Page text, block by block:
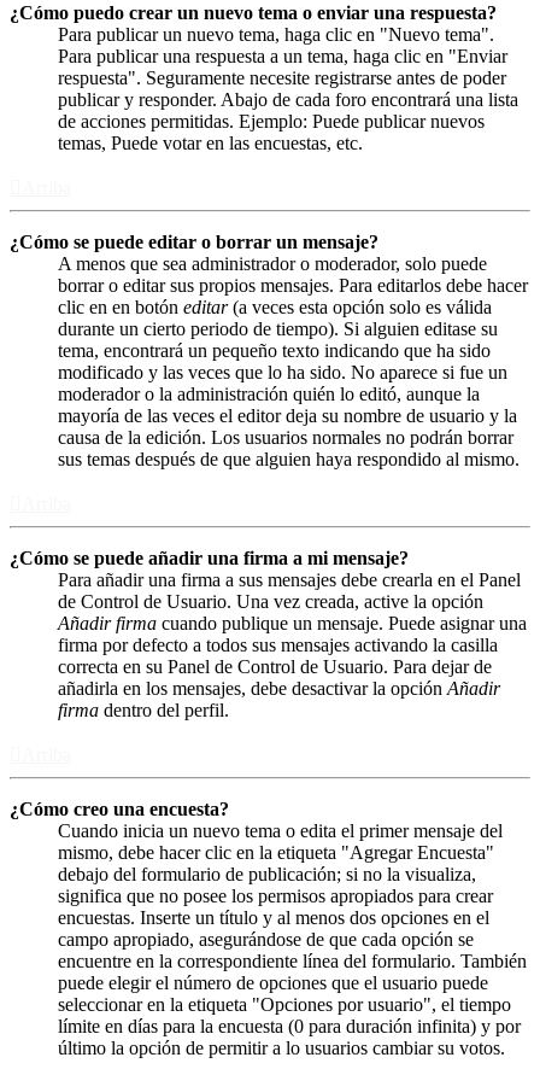
¿Cómo puedo crear un nuevo tema o enviar una respuesta?
Para publicar un nuevo tema, haga clic en "Nuevo tema".
Para publicar una respuesta a un tema, haga clic en "Enviar
respuesta". Seguramente necesite registrarse antes de poder
publicar y responder. Abajo de cada foro encontrará una lista
de acciones permitidas. Ejemplo: Puede publicar nuevos
temas, Puede votar en las encuestas, etc.
¿Cómo se puede editar o borrar un mensaje?
A menos que sea administrador o moderador, solo puede
borrar o editar sus propios mensajes. Para editarlos debe hacer
clic en en botón editar(a veces esta opción solo es válida
durante un cierto periodo de tiempo). Si alguien editase su
tema, encontrará un pequeño texto indicando que ha sido
modificado y las veces que lo ha sido. No aparece si fue un
moderador o la administración quién lo editó, aunque la
mayoría de las veces el editor deja su nombre de usuario y la
causa de la edición. Los usuarios normales no podrán borrar
sus temas después de que alguien haya respondido al mismo.
¿Cómo se puede añadir una firma a mi mensaje?
Para añadir una firma a sus mensajes debe crearla en el Panel
de Control de Usuario. Una vez creada, active la opción
Añadir firma cuando publique un mensaje. Puede asignar una
firma por defecto a todos sus mensajes activando la casilla
correcta en su Panel de Control de Usuario. Para dejar de
añadirla en los mensajes, debe desactivar la opción Añadir
firma dentro del perfil.
¿Cómo creo una encuesta?
Cuando inicia un nuevo tema o edita el primer mensaje del
mismo, debe hacer clic en la etiqueta "Agregar Encuesta"
debajo del formulario de publicación; si no la visualiza,
significa que no posee los permisos apropiados para crear
encuestas. Inserte un título y al menos dos opciones en el
campo apropiado, asegurándose de que cada opción se
encuentre en la correspondiente línea del formulario. También
puede elegir el número de opciones que el usuario puede
seleccionar en la etiqueta "Opciones por usuario", el tiempo
límite en días para la encuesta (0 para duración infinita) y por
último la opción de permitir a lo usuarios cambiar su votos.